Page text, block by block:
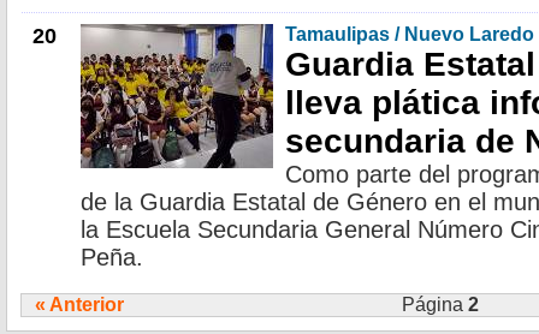
20 Tamaulipas / Nuevo Laredo
Guardia
lleva plática
secundaria de
Como parte del
de la Guardia Estatal de Género en el
la Escuela Secundaria General Número
Peña.
« Anterior Página2